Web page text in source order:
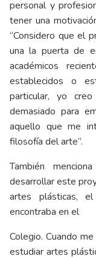
personal y
tener una
“Considero que el
una la puerta de
académicos
establecidos o
particular, yo
demasiado para
aquello que me
filosofía del arte”.
También
desarrollar este
artes plásticas,
encontraba en el
Colegio. Cuando
estudiar artes